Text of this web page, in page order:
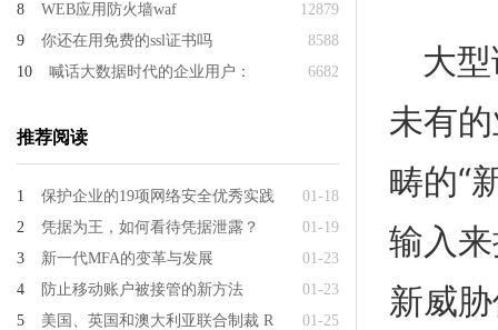
12879
8
WEB应用防火墙waf
8588
9
你还在用免费的ssl证书吗
6682
10 喊话大数据时代的企业用户：
推荐阅读
01-18
1
保护企业的19项网络安全优秀实践
01-19
2
凭据为王，如何看待凭据泄露？
01-23
3
新一代MFA的变革与发展
01-23
4
防止移动账户被接管的新方法
01-25
5
美国、英国和澳大利亚联合制裁 R
大
未有
畴的“
输入
新威